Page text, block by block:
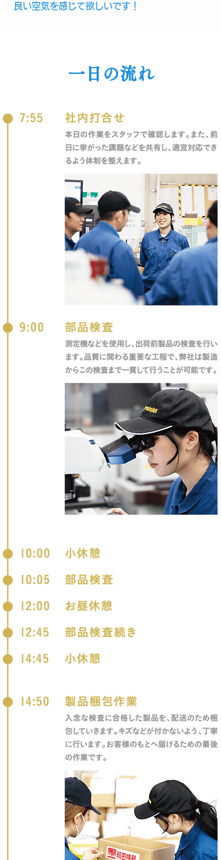
良い空気を感じて欲しいです！
一日の流れ